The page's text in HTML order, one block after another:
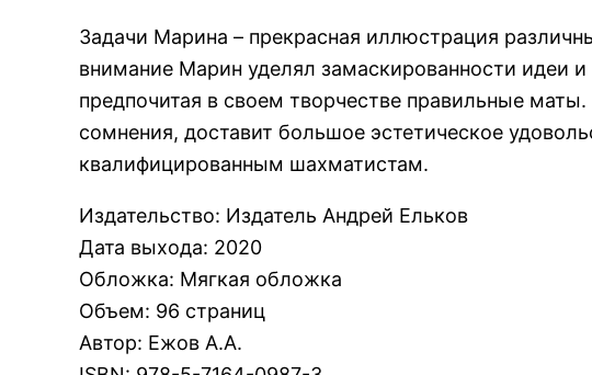
Задачи Марина – прекрасная иллюстрация
внимание Марин уделял замаскированности идеи
предпочитая в своем творчестве правильные
сомнения, доставит большое эстетическое
квалифицированным шахматистам.
Издательство: Издатель Андрей Ельков
Дата выхода: 2020
Обложка: Мягкая обложка
Объем: 96 страниц
Автор: Ежов А.А.